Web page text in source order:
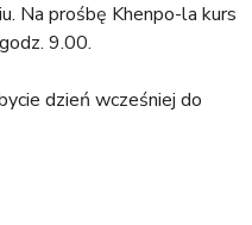
Na prośbę Khenpo-la kurs
9.00.
dzień wcześniej do